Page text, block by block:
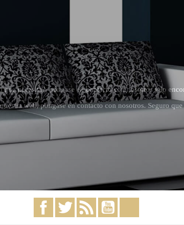
Servicio Personalilzado
necesita?, póngase en contacto con nosotros y lo
web, póngase en contacto con nosotros. Seguro
Facebook Twitter Rss